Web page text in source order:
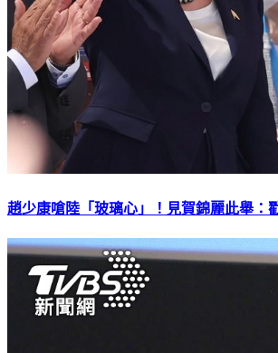
趙少康嗆陸「玻璃心」！見賀錦麗此舉：